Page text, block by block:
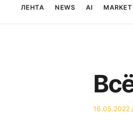
Лента News AI Market
16.05.2022